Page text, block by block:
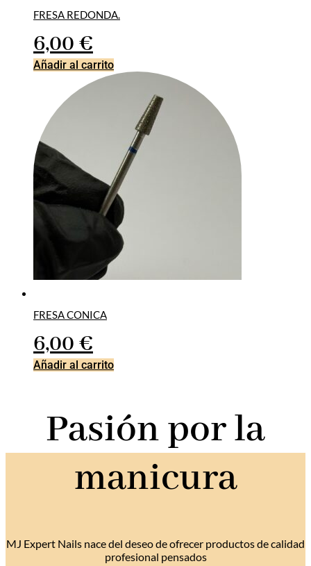
FRESA REDONDA.
6,00€
Añadir al carrito
FRESA CONICA
6,00€
Añadir al carrito
Pasión por la
manicura
MJ Expert Nails nace del deseo de ofrecer productos de calidad
profesional pensados